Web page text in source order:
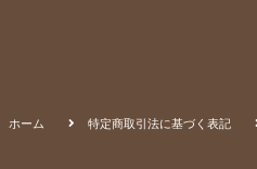
ホーム 特定商取引法に基づく表記